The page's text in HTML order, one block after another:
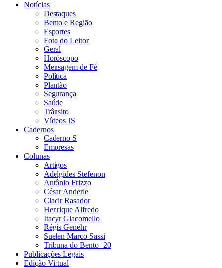
Notícias
Destaques
Bento e Região
Esportes
Foto do Leitor
Geral
Horóscopo
Mensagem de Fé
Política
Plantão
Segurança
Saúde
Trânsito
Vídeos JS
Cadernos
Caderno S
Empresas
Colunas
Artigos
Adelgides Stefenon
Antônio Frizzo
César Anderle
Clacir Rasador
Henrique Alfredo
Itacyr Giacomello
Régis Genehr
Suelen Marco Sassi
Tribuna do Bento+20
Publicações Legais
Edição Virtual